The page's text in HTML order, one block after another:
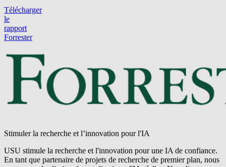
Télécharger
le
rapport
Forrester
Stimuler la recherche et l’innovation pour l'IA
USU stimule la recherche et l'innovation pour une IA de confiance.
En tant que partenaire de projets de recherche de premier plan, nous